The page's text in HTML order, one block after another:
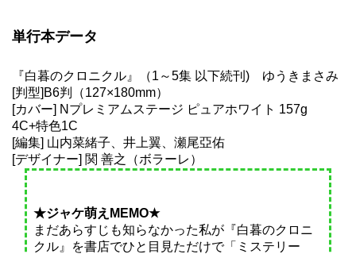
単行本データ
『白暮のクロニクル』
（1～5集 以下続刊) ゆうきまさみ
[判型]B6判（127×180mm）
[カバー] Nプレミアムステージ ピュアホワイト 157g
4C+特色1C
[編集] 山内菜緒子、井上翼、瀬尾亞佑
[デザイナー] 関 善之（ボラーレ）
★ジャケ萌えMEMO★
まだあらすじも知らなかった私が『白暮のクロニ
クル』を書店でひと目見ただけで「ミステリー